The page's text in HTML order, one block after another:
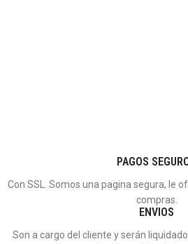
PAGOS
Con SSL. Somos una pagina segura, le
compras.
ENVIOS
Son a cargo del cliente y serán